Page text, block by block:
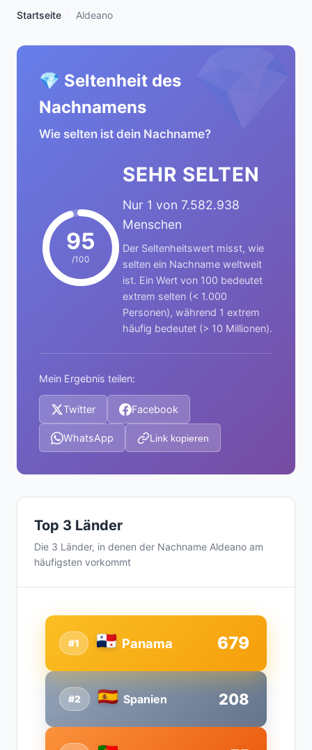
Startseite Aldeano
💎
💎 Seltenheit des
Nachnamens
Wie selten ist dein Nachname?
95
/100
SEHR SELTEN
Nur 1 von 7.582.938
Menschen
Der Seltenheitswert misst, wie
selten ein Nachname weltweit
ist. Ein Wert von 100 bedeutet
extrem selten (< 1.000
Personen), während 1 extrem
häufig bedeutet (> 10 Millionen).
Mein Ergebnis teilen:
Twitter Facebook
WhatsApp Link kopieren
Top 3 Länder
Die 3 Länder, in denen der Nachname Aldeano am
häufigsten vorkommt
#2 Spanien 208
#1 Panama 679